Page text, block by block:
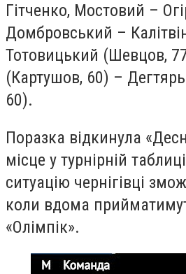
Гітченко, Мостовий –
Домбровський –
Тотовицький (Шевцов,
(Картушов, 60) –
60).
Поразка відкинула
місце у турнірній
ситуацію чернігівці
коли вдома
«Олімпік».